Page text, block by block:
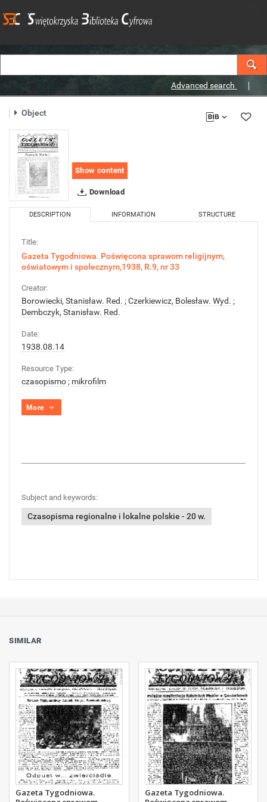
Advanced search
Object
Show content
Download
DESCRIPTION INFORMATION STRUCTURE
Title:
Gazeta Tygodniowa. Poświęcona sprawom religijnym,
oświatowym i społecznym,1938, R.9, nr 33
Creator:
Borowiecki, Stanisław. Red. ;Czerkiewicz, Bolesław. Wyd. ;
Dembczyk, Stanisław. Red.
Date:
1938.08.14
Resource Type:
czasopismo ; mikrofilm
More
Subject and keywords:
Czasopisma regionalne i lokalne polskie - 20 w.
SIMILAR
Gazeta Tygodniowa.
Gazeta Tygodniowa.